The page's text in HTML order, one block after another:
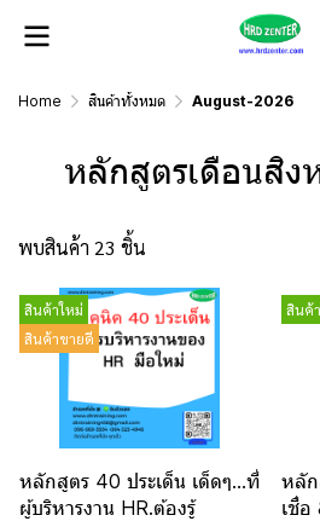
Home สินค้าทั้งหมด August-2026
หลักสูตรเดือนสิง
พบสินค้า 23 ชิ้น
สินค้าใหม่
สินค้าขายดี
หลักสูตร 40 ประเด็น เด็ดๆ...ที่
ผู้บริหารงาน HR.ต้องรู้
สินค้
หลัก
เชื่อ